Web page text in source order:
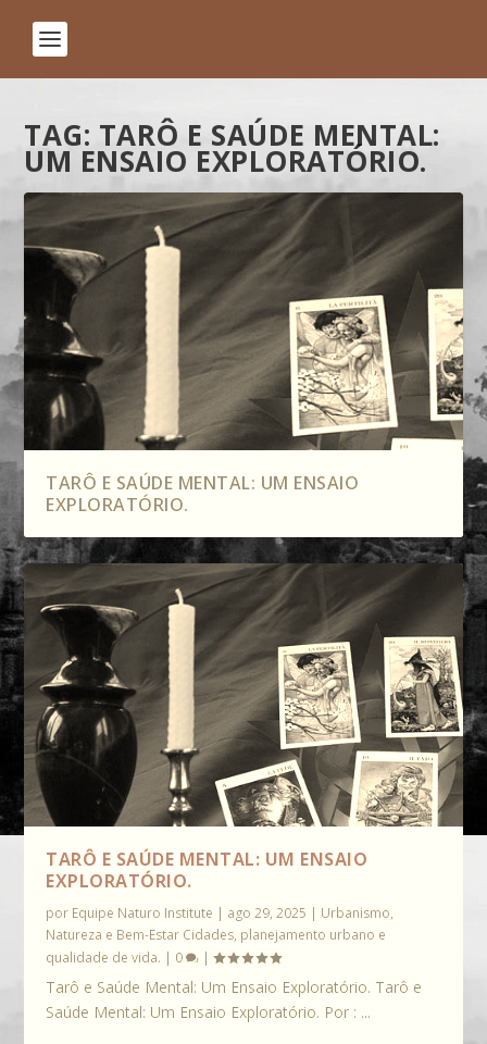
TAG: TARÔ E SAÚDE MENTAL:
UM ENSAIO EXPLORATÓRIO.
TARÔ E SAÚDE MENTAL: UM ENSAIO
EXPLORATÓRIO.
TARÔ E SAÚDE MENTAL: UM ENSAIO
EXPLORATÓRIO.
por Equipe Naturo Institute | ago 29, 2025 | Urbanismo,
Natureza e Bem-Estar Cidades, planejamento urbano e
qualidade de vida. | 0 |
Tarô e Saúde Mental: Um Ensaio Exploratório. Tarô e
Saúde Mental: Um Ensaio Exploratório. Por : ...